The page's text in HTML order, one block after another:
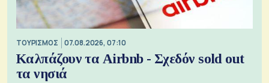
ΤΟΥΡΙΣΜΟΣ 07.08.2026, 07:10
Καλπάζουν τα Airbnb - Σχεδόν sold out
τα νησιά